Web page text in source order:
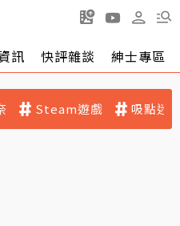
訊 快評雜談 紳士專區
Steam遊戲 吸點迷